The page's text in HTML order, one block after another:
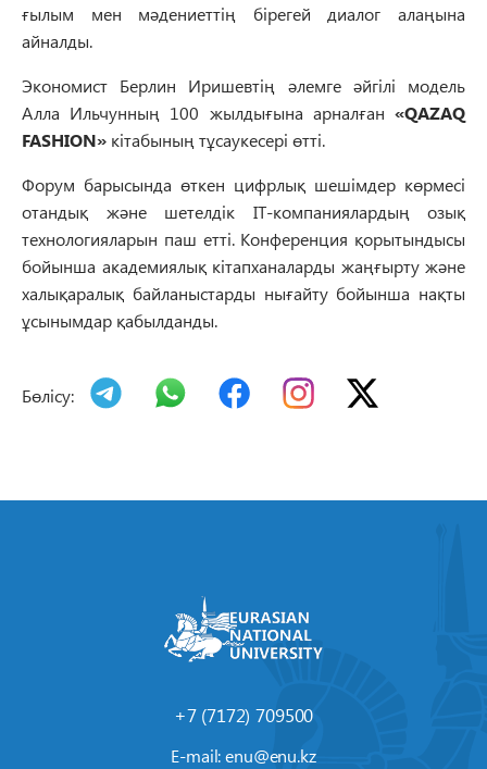
ғылым мен мәдениеттің бірегей диалог алаңына
айналды.
Экономист Берлин Иришевтің әлемге әйгілі модель
Алла Ильчунның 100 жылдығына арналған «QAZAQ
FASHION» кітабының тұсаукесері өтті.
Форум барысында өткен цифрлық шешімдер көрмесі
отандық және шетелдік IT-компаниялардың озық
технологияларын паш етті. Конференция қорытындысы
бойынша академиялық кітапханаларды жаңғырту және
халықаралық байланыстарды нығайту бойынша нақты
ұсынымдар қабылданды.
Бөлісу:
+7 (7172) 709500
E-mail:enu@enu.kz